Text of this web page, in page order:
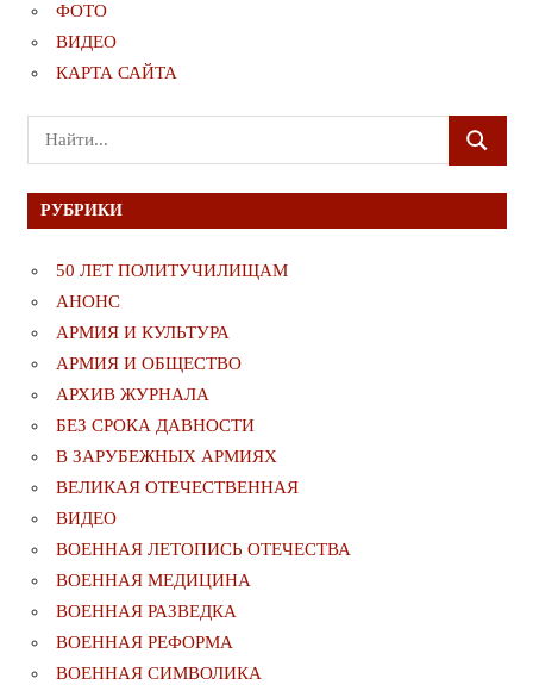
ФОТО
ВИДЕО
КАРТА САЙТА
Поиск
для:
ПОИСК
РУБРИКИ
50 ЛЕТ ПОЛИТУЧИЛИЩАМ
АНОНС
АРМИЯ И КУЛЬТУРА
АРМИЯ И ОБЩЕСТВО
АРХИВ ЖУРНАЛА
БЕЗ СРОКА ДАВНОСТИ
В ЗАРУБЕЖНЫХ АРМИЯХ
ВЕЛИКАЯ ОТЕЧЕСТВЕННАЯ
ВИДЕО
ВОЕННАЯ ЛЕТОПИСЬ ОТЕЧЕСТВА
ВОЕННАЯ МЕДИЦИНА
ВОЕННАЯ РАЗВЕДКА
ВОЕННАЯ РЕФОРМА
ВОЕННАЯ СИМВОЛИКА